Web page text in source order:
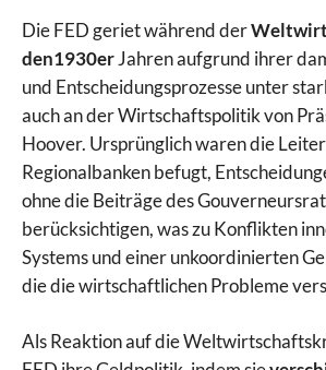
Die FED geriet während der
den1930erJahren aufgrund ihrer
und Entscheidungsprozesse unter
auch an der Wirtschaftspolitik von
Hoover. Ursprünglich waren die
Regionalbanken befugt,
ohne die Beiträge des
berücksichtigen, was zu Konflikten
Systems und einer unkoordinierten
die die wirtschaftlichen Probleme
Als Reaktion auf die